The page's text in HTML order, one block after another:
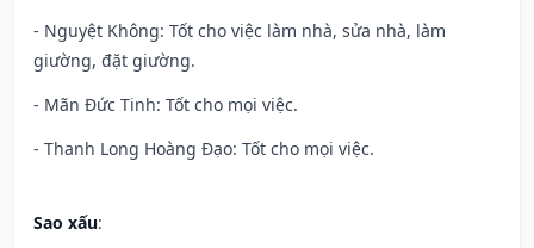
- Nguyệt Không: Tốt cho việc làm nhà, sửa nhà, làm
giường, đặt giường.
- Mãn Đức Tinh: Tốt cho mọi việc.
- Thanh Long Hoàng Đạo: Tốt cho mọi việc.
Sao xấu: